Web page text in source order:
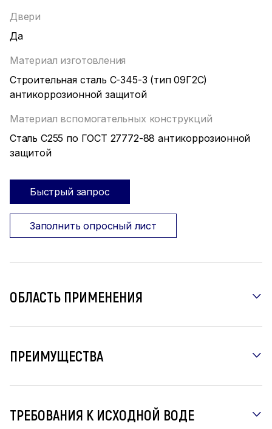
Двери
Да
Материал изготовления
Строительная сталь С-345-3 (тип 09Г2С)
антикоррозионной защитой
Материал вспомогательных конструкций
Сталь С255 по ГОСТ 27772-88 антикоррозионной
защитой
Быстрый запрос
Заполнить опросный лист
ОБЛАСТЬ ПРИМЕНЕНИЯ
ПРЕИМУЩЕСТВА
ТРЕБОВАНИЯ К ИСХОДНОЙ ВОДЕ